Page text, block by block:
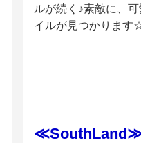
ルが続く♪素敵に、
イルが見つかります